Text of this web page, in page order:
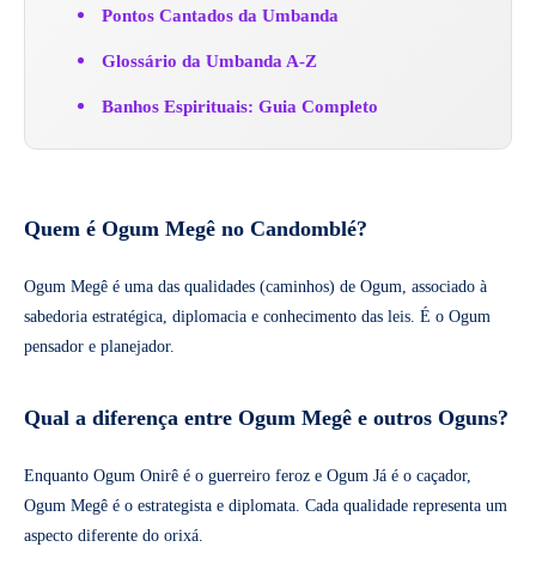
Pontos Cantados da Umbanda
Glossário da Umbanda A-Z
Banhos Espirituais: Guia Completo
Quem é Ogum Megê no Candomblé?
Ogum Megê é uma das qualidades (caminhos) de Ogum, associado à
sabedoria estratégica, diplomacia e conhecimento das leis. É o Ogum
pensador e planejador.
Qual a diferença entre Ogum Megê e outros Oguns?
Enquanto Ogum Onirê é o guerreiro feroz e Ogum Já é o caçador,
Ogum Megê é o estrategista e diplomata. Cada qualidade representa um
aspecto diferente do orixá.